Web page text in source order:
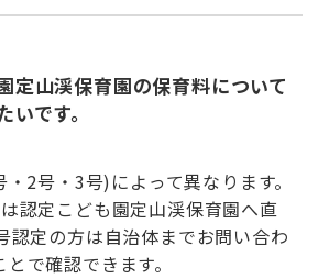
定山渓保育園の保育料について
です。
2号・3号)によって異なります。
認定こども園定山渓保育園へ直
認定の方は自治体までお問い合わ
で確認できます。